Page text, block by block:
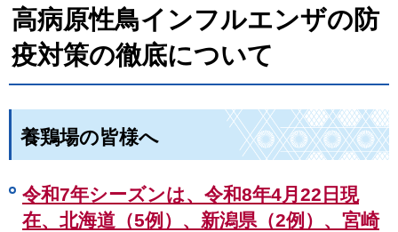
高病原性鳥インフルエンザの防
疫対策の徹底について
養鶏場の皆様へ
令和7年シーズンは、令和8年4月22日現
在、北海道（5例）、新潟県（2例）、宮崎